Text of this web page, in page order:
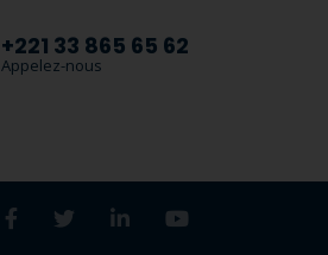
+221 33 865 65 62
Appelez-nous